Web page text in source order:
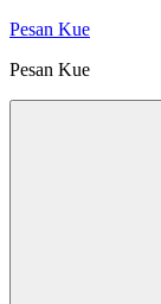
Skip
content
Pesan Kue
Pesan Kue